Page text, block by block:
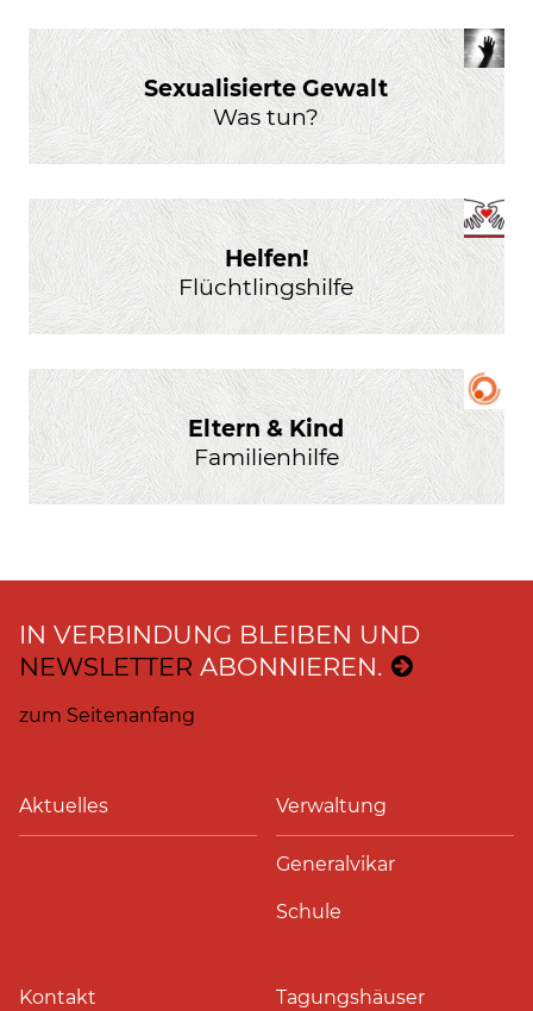
Sexualisierte Gewalt
Was tun?
Helfen!
Flüchtlingshilfe
Eltern & Kind
Familienhilfe
IN VERBINDUNG BLEIBEN UND
NEWSLETTER ABONNIEREN.
zum Seitenanfang
Aktuelles Verwaltung
Generalvikar
Schule
Kontakt Tagungshäuser